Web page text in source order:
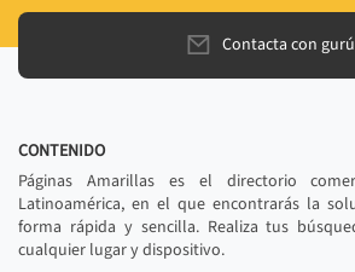
Contacta con gurú
CONTENIDO
Páginas Amarillas es el directorio
Latinoamérica, en el que encontrarás la
forma rápida y sencilla. Realiza tus
cualquier lugar y dispositivo.